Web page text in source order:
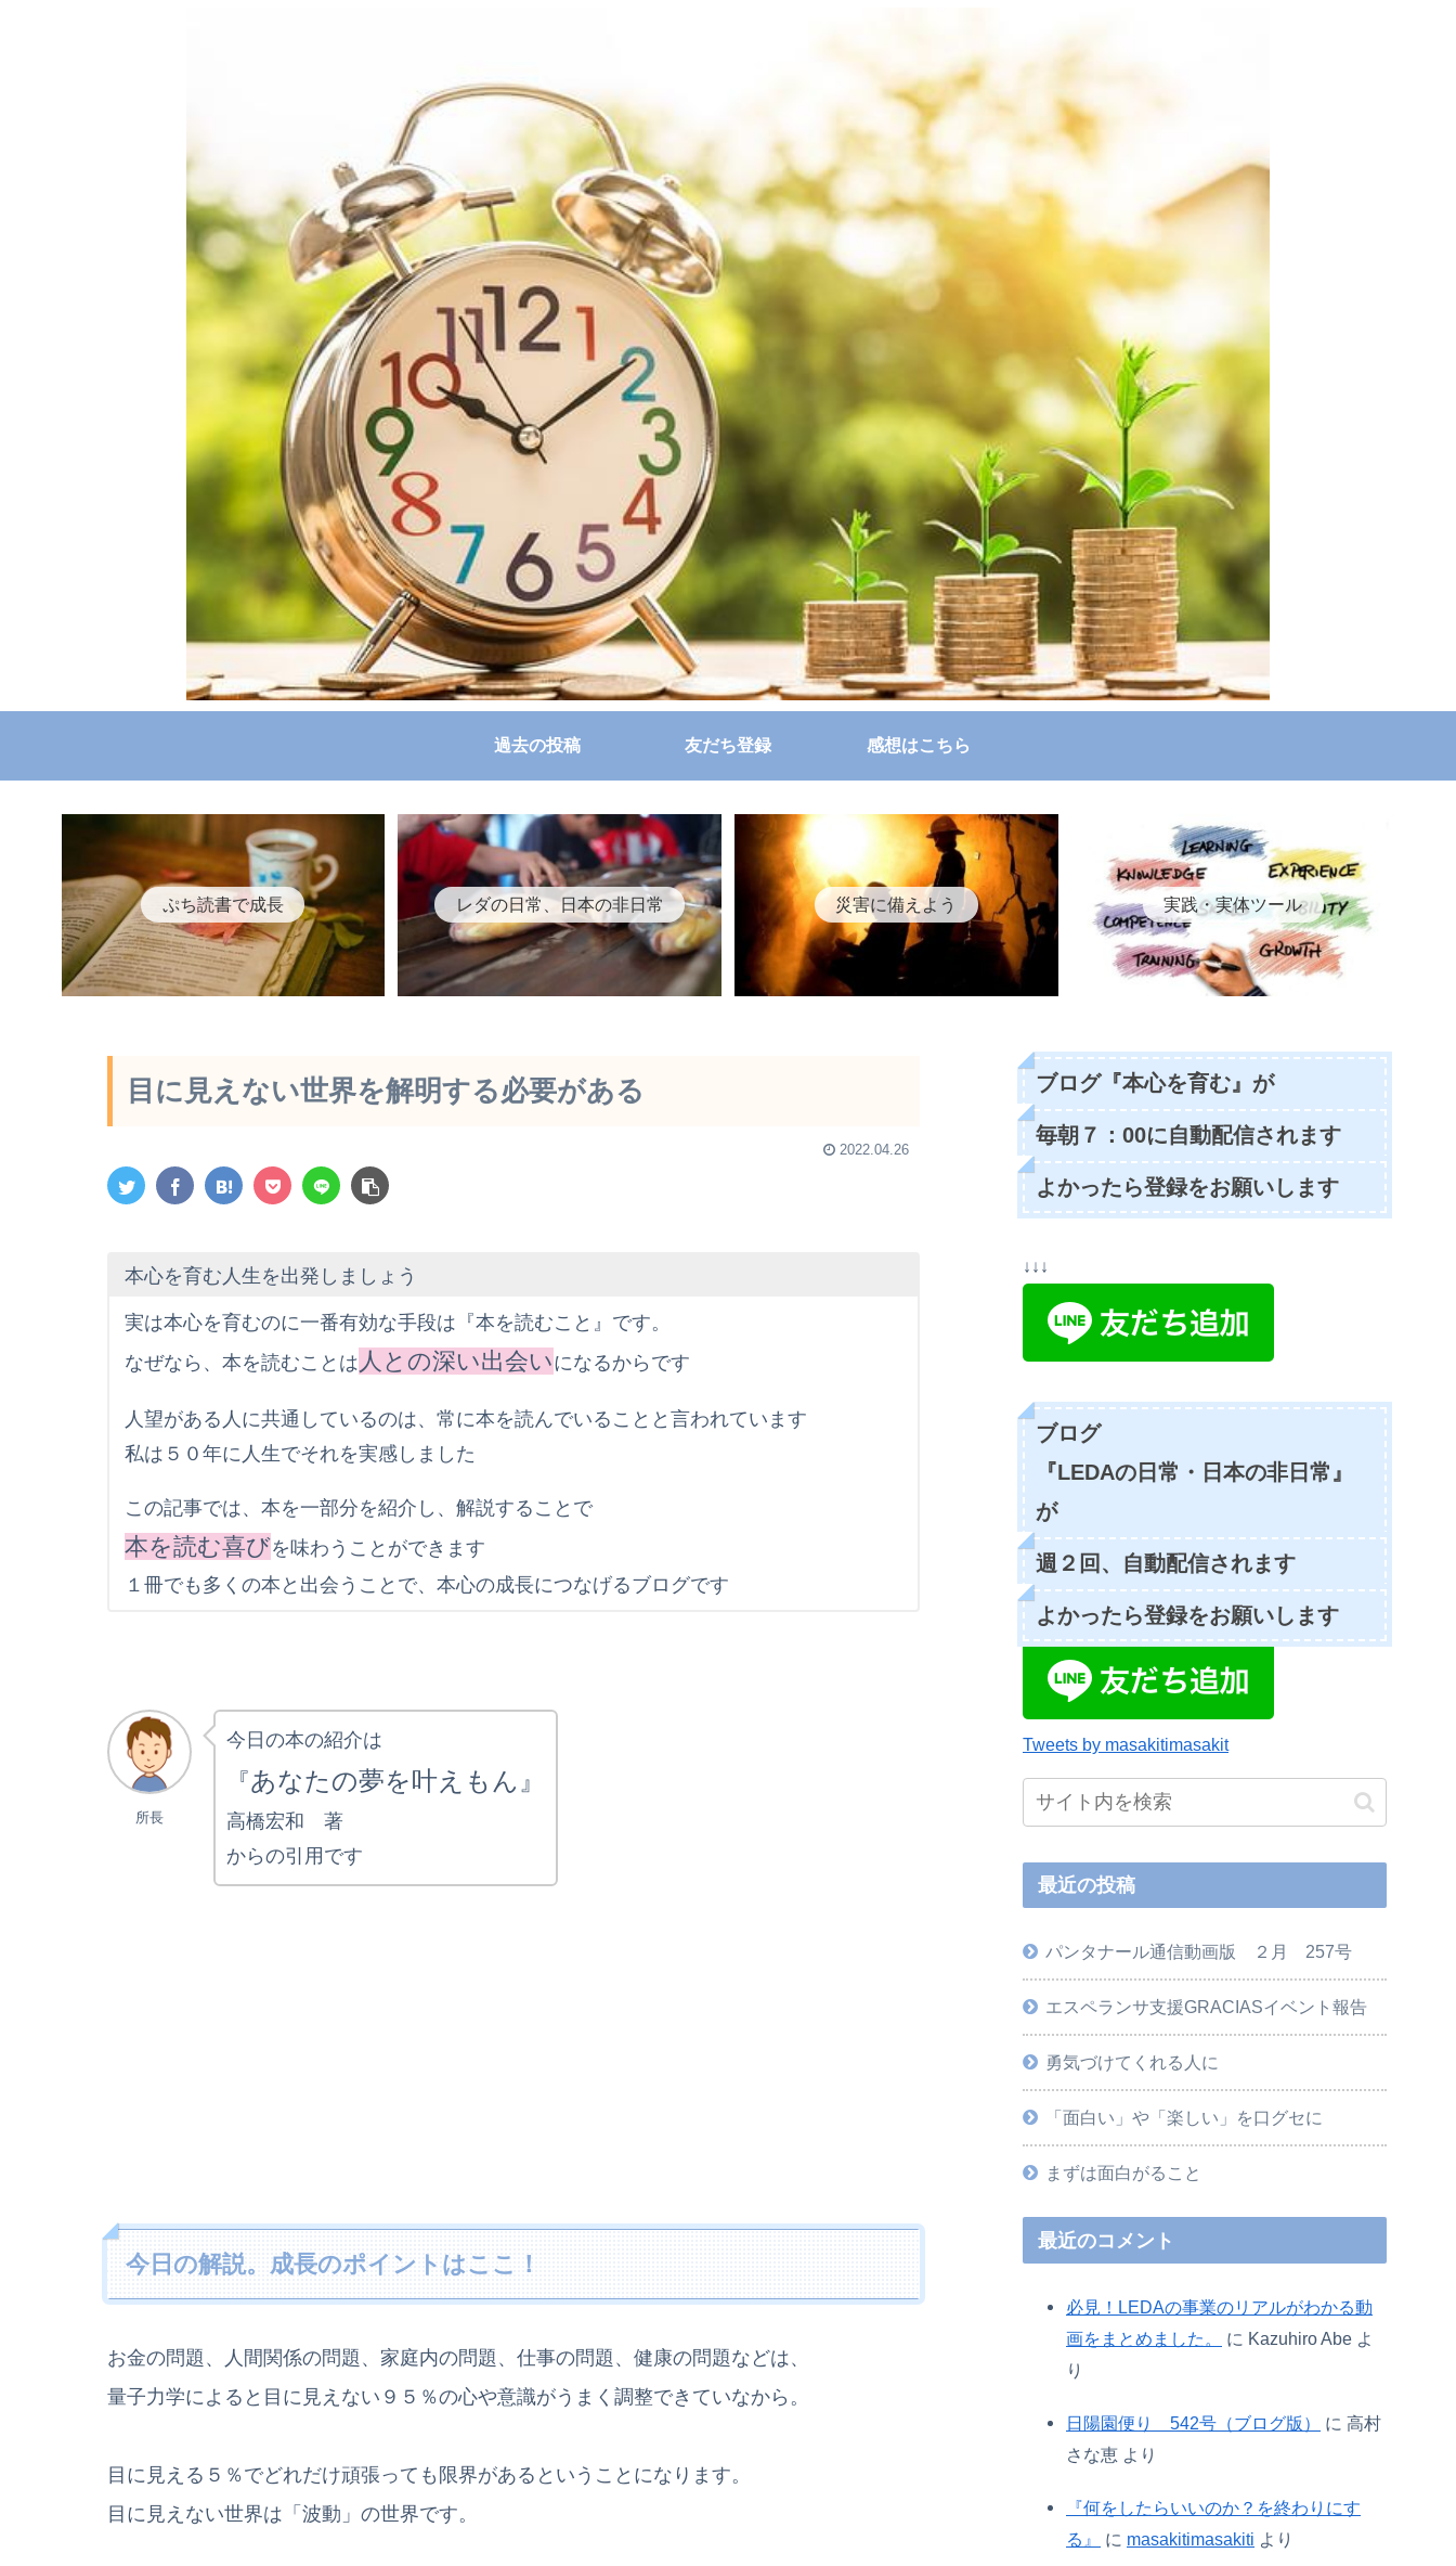
過去の投稿 友だち登録 感想はこちら
ぷち読書で成長 レダの日常、日本の非日常 災害に備えよう 実践・実体ツール
目に見えない世界を解明する必要がある
2022.04.26
本心を育む人生を出発しましょう
実は本心を育むのに一番有効な手段は『本を読むこと』です。
なぜなら、本を読むことは 人との深い出会いになるからです
人望がある人に共通しているのは、常に本を読んでいることと言われています
私は５０年に人生でそれを実感しました
この記事では、本を一部分を紹介し、解説することで
本を読む喜びを味わうことができます
１冊でも多くの本と出会うことで、本心の成長につなげるブログです
所長
今日の本の紹介は
『あなたの夢を叶えもん』
高橋宏和 著
からの引用です
今日の解説。成長のポイントはここ！
お金の問題、人間関係の問題、家庭内の問題、仕事の問題、健康の問題などは、
量子力学によると目に見えない９５％の心や意識がうまく調整できていなから。
目に見える５％でどれだけ頑張っても限界があるということになります。
目に見えない世界は「波動」の世界です。
ブログ『本心を育む』が
毎朝７：00に自動配信されます
よかったら登録をお願いします
↓↓↓
ブログ
『LEDAの日常・日本の非日常』
が
週２回、自動配信されます
よかったら登録をお願いします
Tweets by masakitimasakit
最近の投稿
パンタナール通信動画版 ２月 257号
エスペランサ支援GRACIASイベント報告
勇気づけてくれる人に
「面白い」や「楽しい」を口グセに
まずは面白がること
最近のコメント
必見！LEDAの事業のリアルがわかる動
画をまとめました。
に Kazuhiro Abe よ
り
日陽園便り 542号（ブログ版） に 高村
さな恵 より
『何をしたらいいのか？を終わりにす
る』
に masakitimasakiti より